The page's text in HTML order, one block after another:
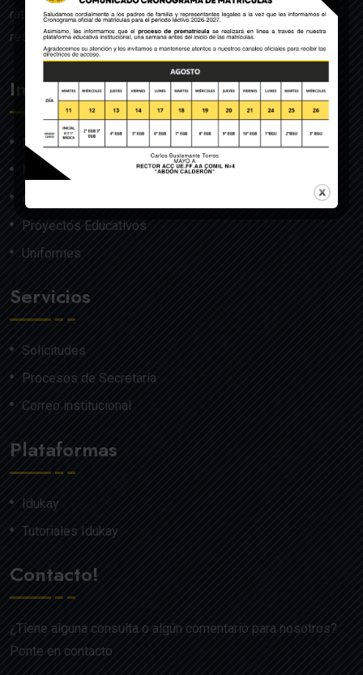
ratificado por el Ministerio de Educación mediante
resolución Nro. 608 del 29 de julio de 1992.
Institución
Nosotros
Misión y Visión
Proyectos Educativos
Uniformes
Servicios
Solicitudes
Procesos de Secretaría
Correo institucional
Plataformas
Idukay
Tutoriales Idukay
Contacto!
¿Tiene alguna consulta o algún comentario para nosotros?
Ponte en contacto